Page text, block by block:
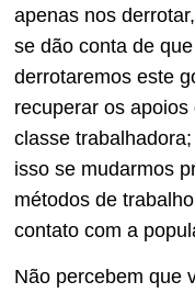
apenas nos
se dão conta de
derrotaremos este
recuperar os
classe
isso se mudarmos
métodos de
contato com a
Não percebem que